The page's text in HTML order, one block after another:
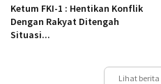
Ketum FKI-1 : Hentikan Konflik
Dengan Rakyat Ditengah
Situasi...
Lihat